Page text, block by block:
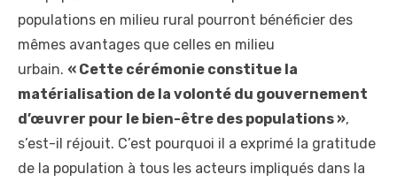
populations en milieu rural pourront bénéficier des
mêmes avantages que celles en milieu
urbain. « Cette cérémonie constitue la
matérialisation de la volonté du gouvernement
d’œuvrer pour le bien-être des populations »,
s’est-il réjouit. C’est pourquoi il a exprimé la gratitude
de la population à tous les acteurs impliqués dans la